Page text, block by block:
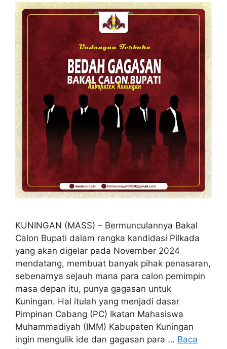
KUNINGAN (MASS) – Bermunculannya Bakal
Calon Bupati dalam rangka kandidasi Pilkada
yang akan digelar pada November 2024
mendatang, membuat banyak pihak penasaran,
sebenarnya sejauh mana para calon pemimpin
masa depan itu, punya gagasan untuk
Kuningan. Hal itulah yang menjadi dasar
Pimpinan Cabang (PC) Ikatan Mahasiswa
Muhammadiyah (IMM) Kabupaten Kuningan
ingin mengulik ide dan gagasan para … Baca